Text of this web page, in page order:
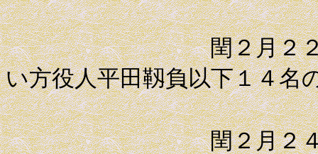
閏２月２２日 岩
い方役人平田靱負以下１４名
閏２月２４日 高